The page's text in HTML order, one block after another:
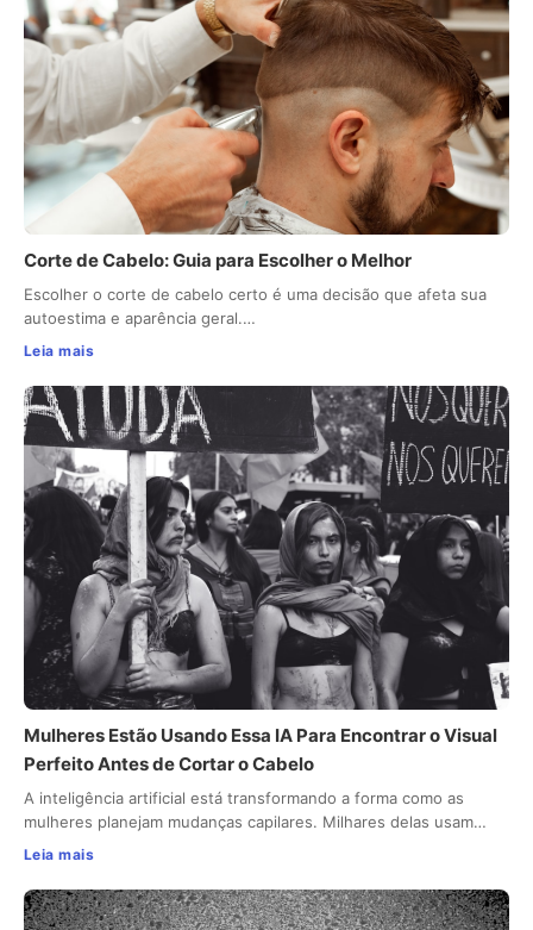
Corte de Cabelo: Guia para Escolher o Melhor
Escolher o corte de cabelo certo é uma decisão que afeta sua
autoestima e aparência geral.…
Leia mais
Mulheres Estão Usando Essa IA Para Encontrar o Visual
Perfeito Antes de Cortar o Cabelo
A inteligência artificial está transformando a forma como as
mulheres planejam mudanças capilares. Milhares delas usam…
Leia mais